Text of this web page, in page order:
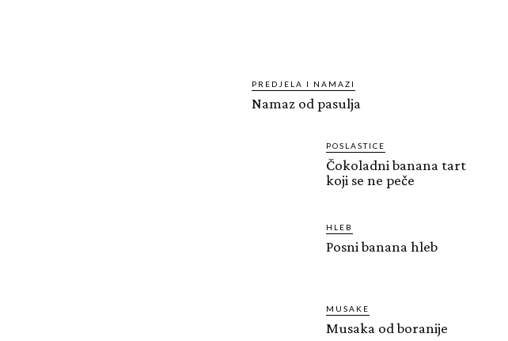
PREDJELA I NAMAZI
Namaz od pasulja
POSLASTICE
Čokoladni banana tart
koji se ne peče
HLEB
Posni banana hleb
MUSAKE
Musaka od boranije